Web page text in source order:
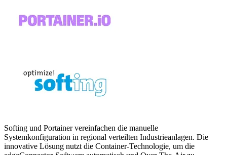
Softing und Portainer vereinfachen die manuelle
Systemkonfiguration in regional verteilten Industrieanlagen. Die
innovative Lösung nutzt die Container-Technologie, um die